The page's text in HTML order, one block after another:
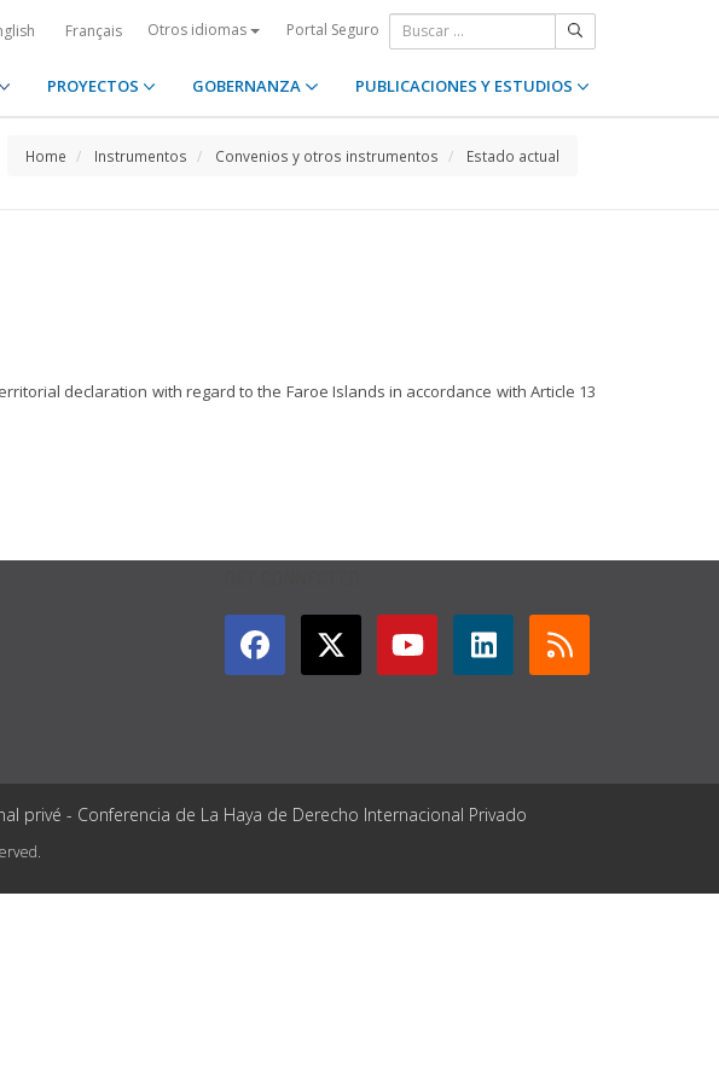
Français Otros idiomas Portal Seguro
PROYECTOS GOBERNANZA PUBLICACIONES Y ESTUDIOS
Home Instrumentos Convenios y otros instrumentos Estado actual
declaration with regard to the Faroe Islands in accordance with Article 13
privé - Conferencia de La Haya de Derecho Internacional Privado